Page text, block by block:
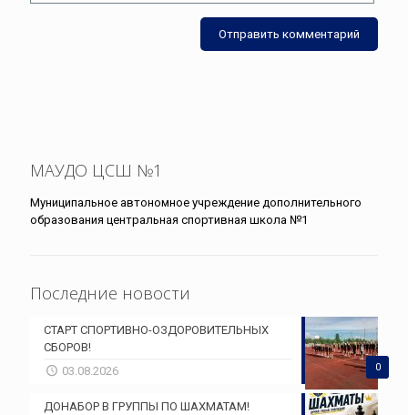
МАУДО ЦСШ №1
Муниципальное автономное учреждение дополнительного
образования центральная спортивная школа №1
Последние новости
0
СТАРТ СПОРТИВНО-ОЗДОРОВИТЕЛЬНЫХ
СБОРОВ!
03.08.2026
ДОНАБОР В ГРУППЫ ПО ШАХМАТАМ!